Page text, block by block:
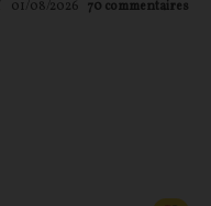
01/08/2026 70 commentaires